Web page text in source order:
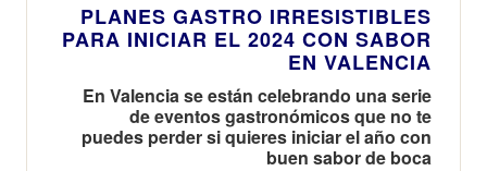
PLANES GASTRO IRRESISTIBLES
PARA INICIAR EL 2024 CON SABOR
EN VALENCIA
En Valencia se están celebrando una serie
de eventos gastronómicos que no te
puedes perder si quieres iniciar el año con
buen sabor de boca